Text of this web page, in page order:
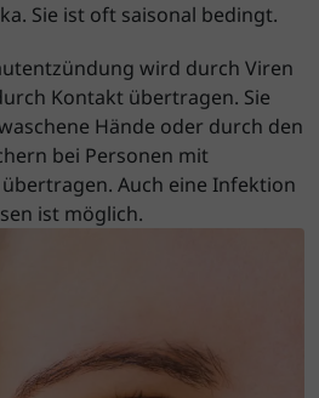
Sie ist oft saisonal bedingt.
wird durch Viren
Kontakt übertragen. Sie
Hände oder durch den
bei Personen mit
Auch eine Infektion
ist möglich.